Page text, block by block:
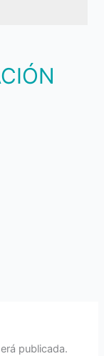
publicada.